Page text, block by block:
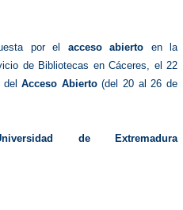
por el acceso abierto en la
de Bibliotecas en Cáceres, el 22
delAcceso Abierto(del 20 al 26 de
de Extremadura